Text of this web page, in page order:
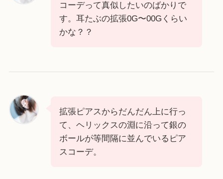
コーデって真似したいのばかりで
す。耳たぶの拡張0G〜00Gくらい
かな？？
拡張ピアスからだんだん上に行っ
て、ヘリックスの淵に沿って銀の
ボールが等間隔に並んでいるピア
スコーデ。